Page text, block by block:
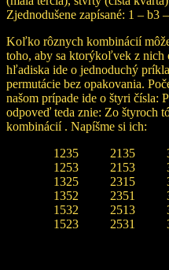
Zjednodušene zapísané: 1 – b3
Koľko rôznych kombinácií
toho, aby sa ktorýkoľvek z nich
hľadiska ide o jednoduchý
permutácie bez opakovania.
našom prípade ide o štyri čísla:
odpoveď teda znie: Zo štyroch
kombinácií . Napíšme si ich:
1235 2135
1253 2153
1325 2315
1352 2351
1532 2513
1523 2531